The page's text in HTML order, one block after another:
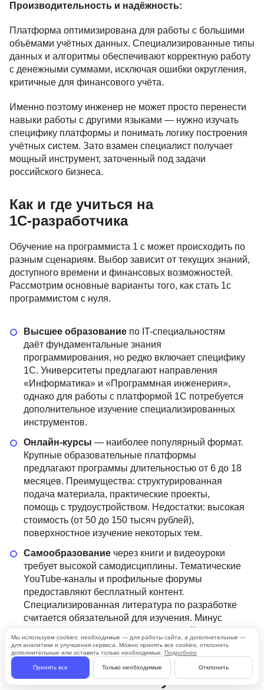
Производительность и надёжность:
Платформа оптимизирована для работы с большими
объёмами учётных данных. Специализированные типы
данных и алгоритмы обеспечивают корректную работу
с денежными суммами, исключая ошибки округления,
критичные для финансового учёта.
Именно поэтому инженер не может просто перенести
навыки работы с другими языками — нужно изучать
специфику платформы и понимать логику построения
учётных систем. Зато взамен специалист получает
мощный инструмент, заточенный под задачи
российского бизнеса.
Как и где учиться на
1С‑разработчика
Обучение на программиста 1 с может происходить по
разным сценариям. Выбор зависит от текущих знаний,
доступного времени и финансовых возможностей.
Рассмотрим основные варианты того, как стать 1с
программистом с нуля.
Высшее образование по IT-специальностям
даёт фундаментальные знания
программирования, но редко включает специфику
1С. Университеты предлагают направления
«Информатика» и «Программная инженерия»,
однако для работы с платформой 1С потребуется
дополнительное изучение специализированных
инструментов.
Онлайн-курсы — наиболее популярный формат.
Крупные образовательные платформы
предлагают программы длительностью от 6 до 18
месяцев. Преимущества: структурированная
подача материала, практические проекты,
помощь с трудоустройством. Недостатки: высокая
стоимость (от 50 до 150 тысяч рублей),
поверхностное изучение некоторых тем.
Самообразование через книги и видеоуроки
требует высокой самодисциплины. Тематические
YouTube-каналы и профильные форумы
предоставляют бесплатный контент.
Специализированная литература по разработке
считается обязательной для изучения. Минус
структурированной программы.
С чего начать новичку
Мы используем cookies: необходимые — для работы сайта, а дополнительные —
для аналитики и улучшения сервиса. Можно принять все cookies, отклонить
дополнительные или оставить только необходимые. Подробнее
Принять все Только необходимые Отклонить